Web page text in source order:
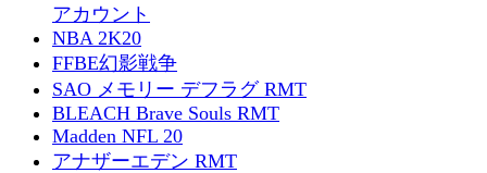
アカウント
NBA 2K20
FFBE幻影戦争
SAO メモリー デフラグ RMT
BLEACH Brave Souls RMT
Madden NFL 20
アナザーエデン RMT